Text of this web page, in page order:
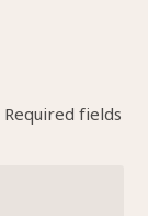
Required fields